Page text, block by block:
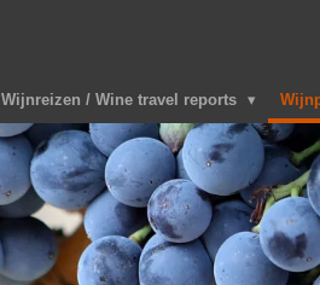
Wijnreizen / Wine travel reports